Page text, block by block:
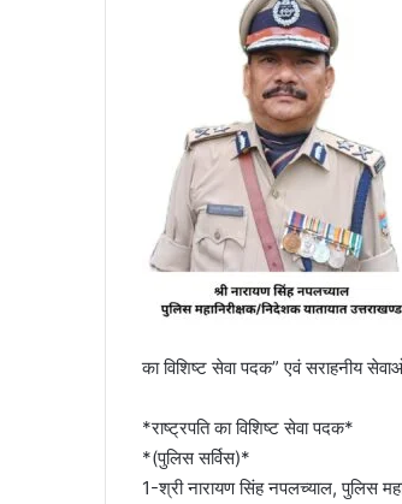
का विशिष्ट सेवा पदक” एवं सराहनीय
*राष्ट्रपति का विशिष्ट सेवा पदक*
*(पुलिस सर्विस)*
1-श्री नारायण सिंह नपलच्याल, पुलिस